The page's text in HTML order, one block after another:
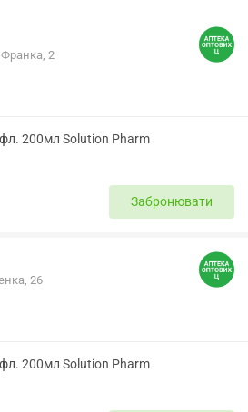
Франка, 2
200мл Solution Pharm
Забронювати
26
200мл Solution Pharm